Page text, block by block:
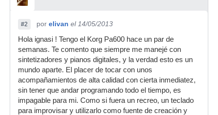
#2 por elivan el 14/05/2013
Hola ignasi ! Tengo el Korg Pa600 hace un par de
semanas. Te comento que siempre me manejé con
sintetizadores y pianos digitales, y la verdad esto es un
mundo aparte. El placer de tocar con unos
acompañamientos de alta calidad con cierta inmediatez,
sin tener que andar programando todo el tiempo, es
impagable para mi. Como si fuera un recreo, un teclado
para improvisar y utilizarlo como fuente de creación y